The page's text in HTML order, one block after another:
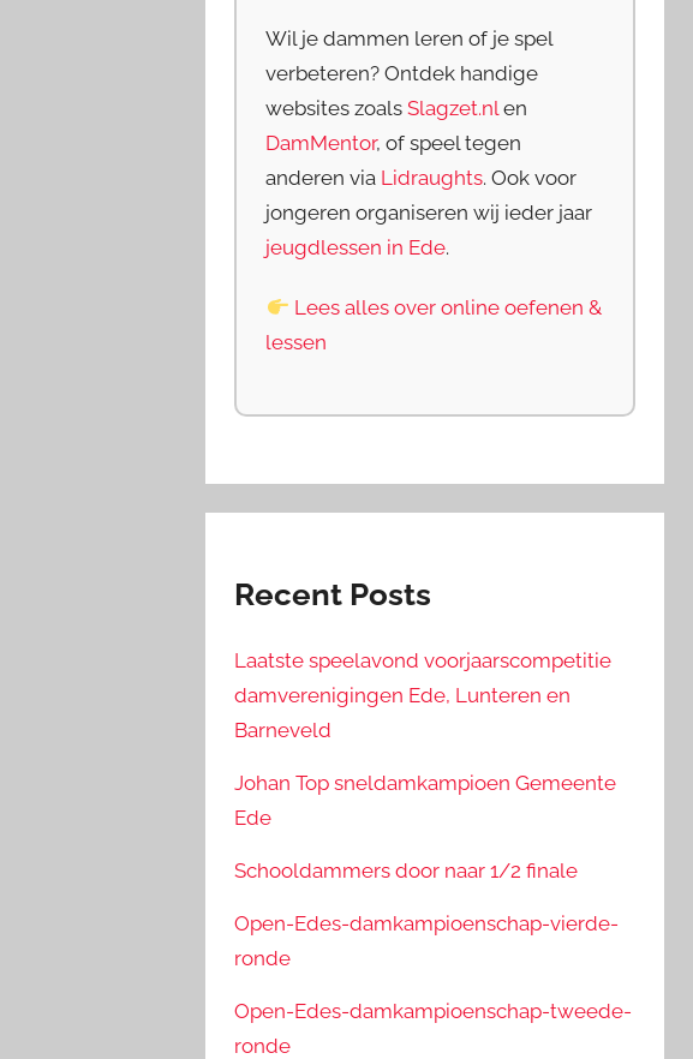
Wil je dammen leren of je spel
verbeteren? Ontdek handige
websites zoalsSlagzet.nl en
DamMentor, of speel tegen
anderen via Lidraughts. Ook voor
jongeren organiseren wij ieder jaar
jeugdlessen in Ede.
Lees alles over online oefenen &
lessen
Recent Posts
Laatste speelavond voorjaarscompetitie
damverenigingen Ede, Lunteren en
Barneveld
Johan Top sneldamkampioen Gemeente
Ede
Schooldammers door naar 1/2 finale
Open-Edes-damkampioenschap-vierde-
ronde
Open-Edes-damkampioenschap-tweede-
ronde